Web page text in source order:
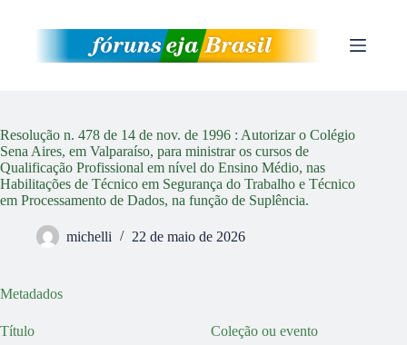
Resolução n. 478 de 14 de nov. de 1996 : Autorizar o Colégio
Sena Aires, em Valparaíso, para ministrar os cursos de
Qualificação Profissional em nível do Ensino Médio, nas
Habilitações de Técnico em Segurança do Trabalho e Técnico
em Processamento de Dados, na função de Suplência.
michelli 22 de maio de 2026
Metadados
Título Coleção ou evento